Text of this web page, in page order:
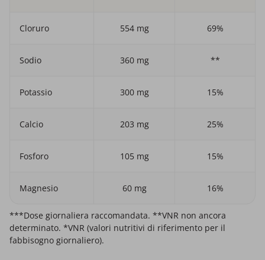
Cloruro 554 mg 69%
Sodio 360 mg **
Potassio 300 mg 15%
Calcio 203 mg 25%
Fosforo 105 mg 15%
Magnesio 60 mg 16%
***Dose giornaliera raccomandata. **VNR non ancora
determinato. *VNR (valori nutritivi di riferimento per il
fabbisogno giornaliero).